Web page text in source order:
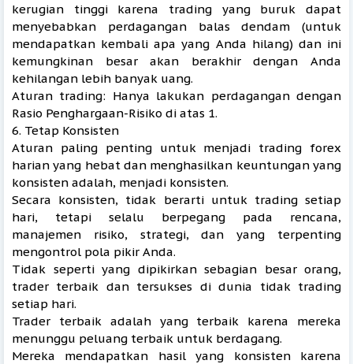
kerugian tinggi karena trading yang buruk dapat
menyebabkan perdagangan balas dendam (untuk
mendapatkan kembali apa yang Anda hilang) dan ini
kemungkinan besar akan berakhir dengan Anda
kehilangan lebih banyak uang.
Aturan trading: Hanya lakukan perdagangan dengan
Rasio Penghargaan-Risiko di atas 1.
6. Tetap Konsisten
Aturan paling penting untuk menjadi trading forex
harian yang hebat dan menghasilkan keuntungan yang
konsisten adalah, menjadi konsisten.
Secara konsisten, tidak berarti untuk trading setiap
hari, tetapi selalu berpegang pada rencana,
manajemen risiko, strategi, dan yang terpenting
mengontrol pola pikir Anda.
Tidak seperti yang dipikirkan sebagian besar orang,
trader terbaik dan tersukses di dunia tidak trading
setiap hari.
Trader terbaik adalah yang terbaik karena mereka
menunggu peluang terbaik untuk berdagang.
Mereka mendapatkan hasil yang konsisten karena